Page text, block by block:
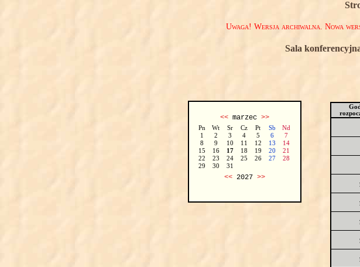
Uwaga! Wersja archiwalna. Nowa
Sala
<<marzec >>
Pn Wt Sr Cz Pt Sb
Nd
1
2 3 4 5 6
7
8
9 10 11 12 13
14
15
16 17 18 19 20
21
22
23 24 25 26 27
28
29
30 31
<<2027 >>